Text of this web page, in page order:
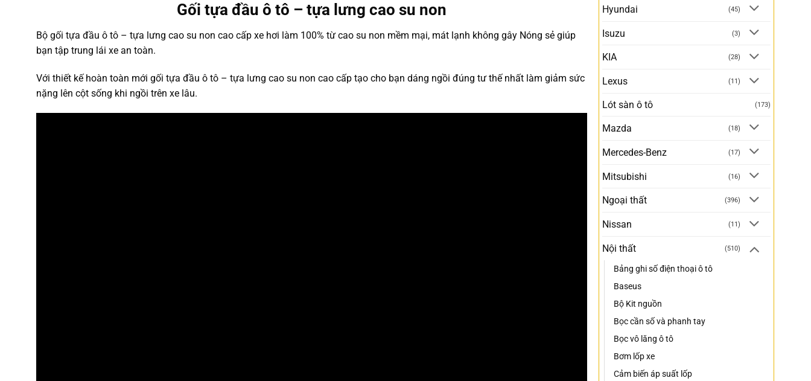
Gối tựa đầu ô tô – tựa lưng cao su non
Bộ gối tựa đầu ô tô – tựa lưng cao su non cao cấp xe hơi làm 100% từ cao su non mềm mại, mát lạnh không gây Nóng sẻ giúp
bạn tập trung lái xe an toàn.
Với thiết kế hoàn toàn mới gối tựa đầu ô tô – tựa lưng cao su non cao cấp tạo cho bạn dáng ngồi đúng tư thế nhất làm giảm sức
nặng lên cột sống khi ngồi trên xe lâu.
Hyundai (45)
Isuzu (3)
KIA (28)
Lexus (11)
Lót sàn ô tô (173)
Mazda (18)
Mercedes-Benz (17)
Mitsubishi (16)
Ngoại thất (396)
Nissan (11)
Nội thất (510)
Bảng ghi số điện thoại ô tô
Baseus
Bộ Kit nguồn
Bọc cần số và phanh tay
Bọc vô lăng ô tô
Bơm lốp xe
Cảm biến áp suất lốp